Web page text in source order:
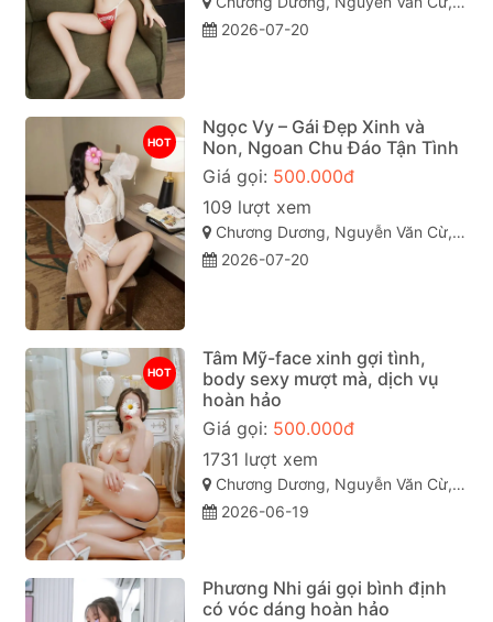
2026-07-20
HOT
Ngọc Vy – Gái Đẹp Xinh và
Non, Ngoan Chu Đáo Tận Tình
Giá gọi: 500.000đ
109 lượt xem
Chương Dương, Nguyễn Văn Cừ, Quy Nhơn, Bình Định
2026-07-20
HOT
Tâm Mỹ-face xinh gợi tình,
body sexy mượt mà, dịch vụ
hoàn hảo
Giá gọi: 500.000đ
1731 lượt xem
Chương Dương, Nguyễn Văn Cừ, TP Quy Nhơn
2026-06-19
Phương Nhi gái gọi bình định
có vóc dáng hoàn hảo